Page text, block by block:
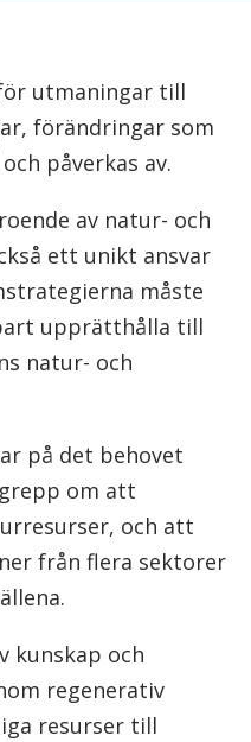
utmaningar till
förändringar som
påverkas av.
av natur- och
ett unikt ansvar
måste
upprätthålla till
natur- och
på det behovet
om att
och att
från flera sektorer
kunskap och
regenerativ
resurser till